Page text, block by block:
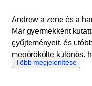
Andrew a zene és a
Már gyermekként
gyűjteményeit, és
megörökölte különös,
rock és metal zenei
Több megjelenítése